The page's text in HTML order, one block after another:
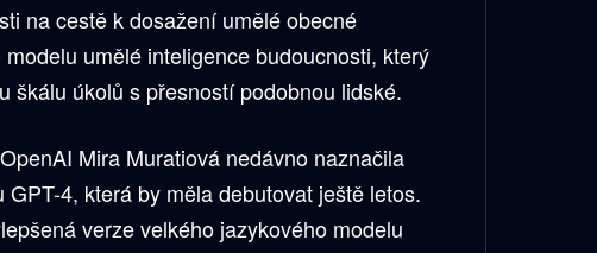
na cestě k dosažení umělé obecné
umělé inteligence budoucnosti, který
škálu úkolů s přesností podobnou lidské.
Mira Muratiová nedávno naznačila
GPT-4, která by měla debutovat ještě letos.
verze velkého jazykového modelu